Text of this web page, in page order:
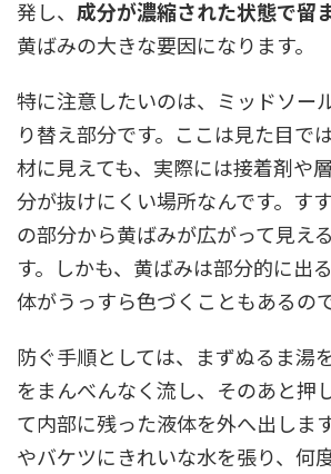
発し、 成分が濃縮された状態で留
黄ばみの大きな要因になります。
特に注意したいのは、ミッドソー
り替え部分です。ここは見た目で
材に見えても、実際には接着剤や
分が抜けにくい場所なんです。す
の部分から黄ばみが広がって見え
す。しかも、黄ばみは部分的に出
体がうっすら色づくこともあるの
防ぐ手順としては、まずぬるま湯
をまんべんなく流し、そのあと押
て内部に残った液体を外へ出しま
やバケツにきれいな水を張り、何